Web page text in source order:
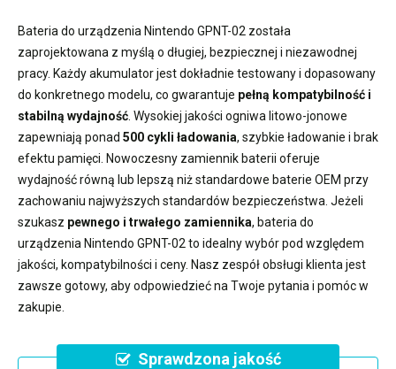
Bateria do urządzenia Nintendo GPNT-02 została
zaprojektowana z myślą o długiej, bezpiecznej i niezawodnej
pracy. Każdy akumulator jest dokładnie testowany i dopasowany
do konkretnego modelu, co gwarantuje pełną kompatybilność i
stabilną wydajność . Wysokiej jakości ogniwa litowo-jonowe
zapewniają ponad 500 cykli ładowania, szybkie ładowanie i brak
efektu pamięci. Nowoczesny zamiennik baterii oferuje
wydajność równą lub lepszą niż standardowe baterie OEM przy
zachowaniu najwyższych standardów bezpieczeństwa. Jeżeli
szukasz pewnego i trwałego zamiennika, bateria do
urządzenia Nintendo GPNT-02 to idealny wybór pod względem
jakości, kompatybilności i ceny. Nasz zespół obsługi klienta jest
zawsze gotowy, aby odpowiedzieć na Twoje pytania i pomóc w
zakupie.
Sprawdzona jakość